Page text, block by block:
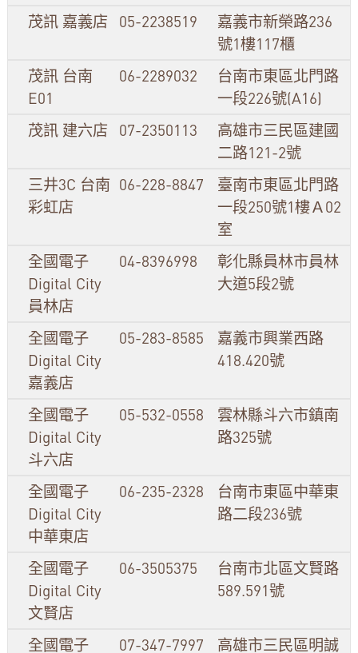
茂訊 嘉義店
05-2238519
嘉義市新榮路236
號1樓117櫃
茂訊 台南
E01
06-2289032
台南市東區北門路
一段226號(A16)
茂訊 建六店
07-2350113
高雄市三民區建國
二路121-2號
三井3C 台南
彩虹店
06-228-8847
臺南市東區北門路
一段250號1樓Ａ02
室
全國電子
Digital City
員林店
04-8396998
彰化縣員林市員林
大道5段2號
全國電子
Digital City
嘉義店
05-283-8585
嘉義市興業西路
418.420號
全國電子
Digital City
斗六店
05-532-0558
雲林縣斗六市鎮南
路325號
全國電子
Digital City
中華東店
06-235-2328
台南市東區中華東
路二段236號
全國電子
Digital City
文賢店
06-3505375
台南市北區文賢路
589.591號
全國電子
07-347-7997
高雄市三民區明誠